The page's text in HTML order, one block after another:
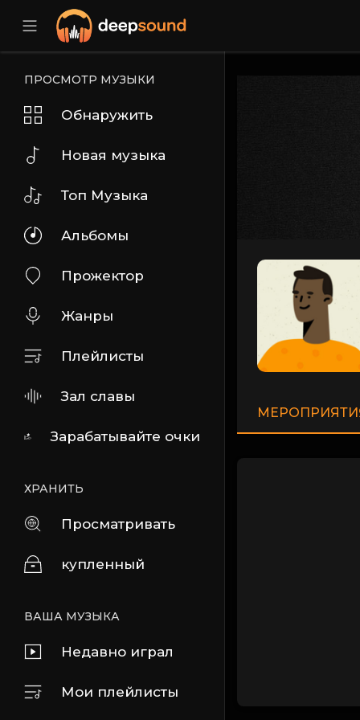
ПРОСМОТР МУЗЫКИ
Обнаружить
Новая музыка
Топ Музыка
Альбомы
Прожектор
Жанры
Плейлисты
Зал славы
Зарабатывайте очки
ХРАНИТЬ
Просматривать
купленный
ВАША МУЗЫКА
Недавно играл
Мои плейлисты